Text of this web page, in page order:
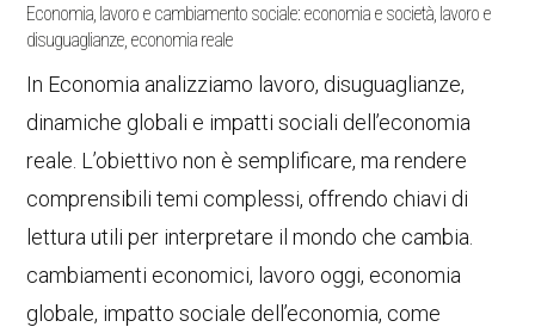
Economia, lavoro e cambiamento sociale: economia e società, lavoro e
disuguaglianze, economia reale
In Economia analizziamo lavoro, disuguaglianze,
dinamiche globali e impatti sociali dell’economia
reale. L’obiettivo non è semplificare, ma rendere
comprensibili temi complessi, offrendo chiavi di
lettura utili per interpretare il mondo che cambia.
cambiamenti economici, lavoro oggi, economia
globale, impatto sociale dell’economia, come